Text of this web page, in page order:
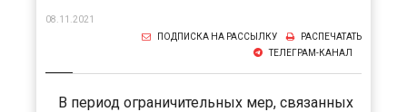
08.11.2021
РАСПЕЧАТАТЬ
ПОДПИСКА НА РАССЫЛКУ
ТЕЛЕГРАМ-КАНАЛ
В период ограничительных мер, связанных